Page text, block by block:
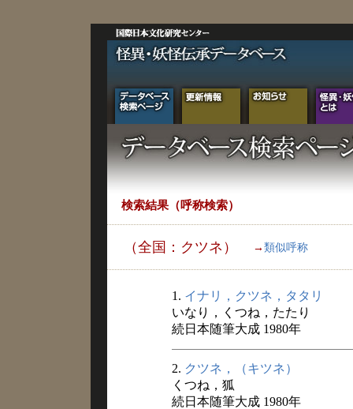
検索結果（呼称検索）
（全国：クツネ） → 類似呼称
1. イナリ，クツネ，タタリ
いなり，くつね，たたり
続日本随筆大成 1980年
2. クツネ，（キツネ）
くつね，狐
続日本随筆大成 1980年